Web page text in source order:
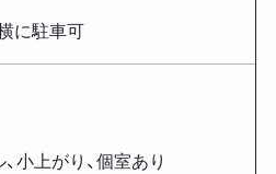
に駐車可
小上がり、個室あり